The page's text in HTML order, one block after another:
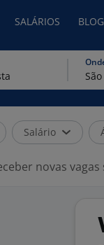
SALÁRIOS BLOG
Salário
novas vagas